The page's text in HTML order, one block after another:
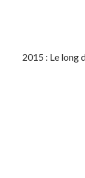
2015 : Le long